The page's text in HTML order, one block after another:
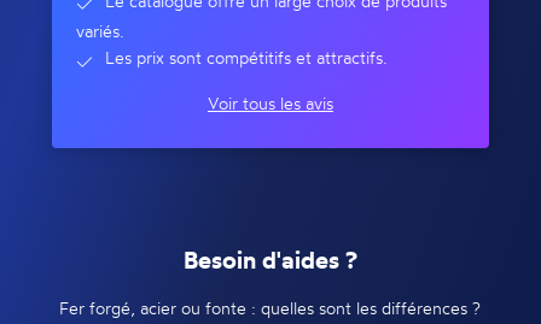
variés.
Les prix sont compétitifs et attractifs.
Voir tous les avis
Besoin d'aides ?
Fer forgé, acier ou fonte : quelles sont les différences ?